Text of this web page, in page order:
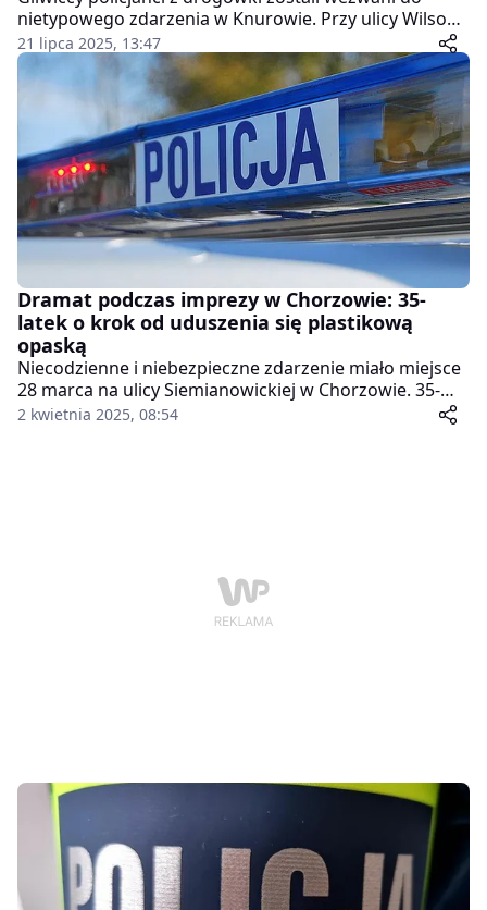
nietypowego zdarzenia w Knurowie. Przy ulicy Wilsona
37-letni mieszkaniec powiatu gliwickiego, kierując
hulajnogą elektryczną, wjechał w bok samochodu
osobowego marki Honda. Jak się okazało, był
kompletnie pijany – w jego organizmie stwierdzono
prawie 4 promile alkoholu.
21 lipca 2025, 13:47
Dramat podczas imprezy w Chorzowie: 35-
latek o krok od uduszenia się plastikową
opaską
Niecodzienne i niebezpieczne zdarzenie miało miejsce
28 marca na ulicy Siemianowickiej w Chorzowie. 35-
letni mężczyzna niemal przypłacił życiem
2 kwietnia 2025, 08:54